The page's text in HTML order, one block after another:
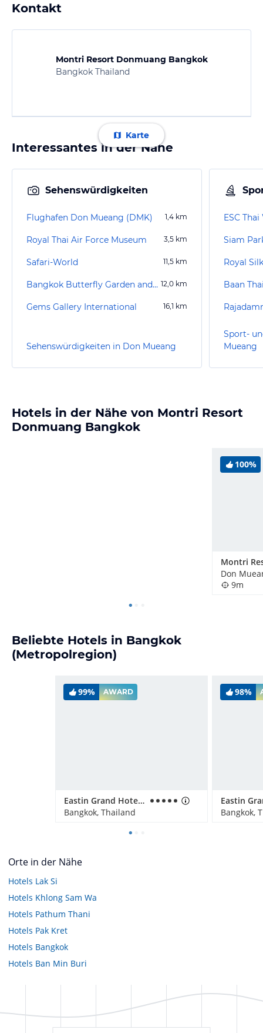
Kontakt
Montri Resort Donmuang Bangkok
Bangkok Thailand
Karte
Interessantes in der Nähe
Sehenswürdigkeiten
Flughafen Don Mueang (DMK) 1,4 km
Royal Thai Air Force Museum 3,5 km
Safari-World 11,5 km
Bangkok Butterfly Garden and Insectarium 12,0 km
Gems Gallery International 16,1 km
Sehenswürdigkeiten in Don Mueang
ESC
Siam
Royal
Baan
Sport-
Mueang
Hotels in der Nähe von Montri Resort
Donmuang Bangkok
100%
Don
9m
Beliebte Hotels in Bangkok
(Metropolregion)
99% AWARD
Eastin Grand Hotel Sathorn
Bangkok, Thailand
98%
Bangkok,
Orte in der Nähe
Hotels Lak Si
Hotels Khlong Sam Wa
Hotels Pathum Thani
Hotels Pak Kret
Hotels Bangkok
Hotels Ban Min Buri